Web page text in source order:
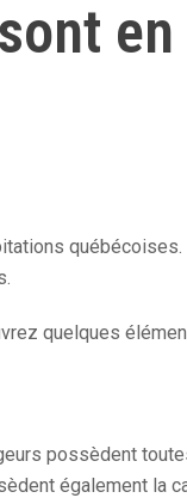
en
quelques
possèdent
également la